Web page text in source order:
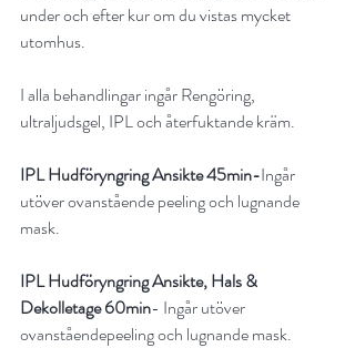
under och efter kur om du vistas mycket
utomhus.
I alla behandlingar ingår Rengöring,
ultraljudsgel, IPL och återfuktande kräm.
IPL Hudföryngring Ansikte 45min-Ingår
utöverovanstående peeling och lugnande
mask.
IPL Hudföryngring Ansikte, Hals &
Dekolletage 60min- Ingår utöver
ovanståendepeeling och lugnande mask.